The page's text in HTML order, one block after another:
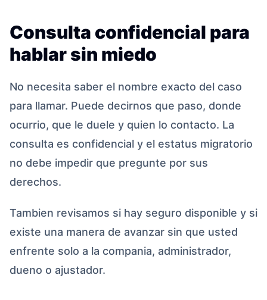
Consulta confidencial para
hablar sin miedo
No necesita saber el nombre exacto del caso
para llamar. Puede decirnos que paso, donde
ocurrio, que le duele y quien lo contacto. La
consulta es confidencial y el estatus migratorio
no debe impedir que pregunte por sus
derechos.
Tambien revisamos si hay seguro disponible y si
existe una manera de avanzar sin que usted
enfrente solo a la compania, administrador,
dueno o ajustador.